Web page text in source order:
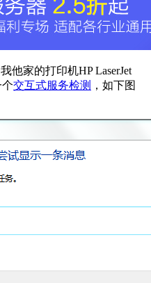
他家的打印机HP LaserJet
交互式服务检测 ，如下图